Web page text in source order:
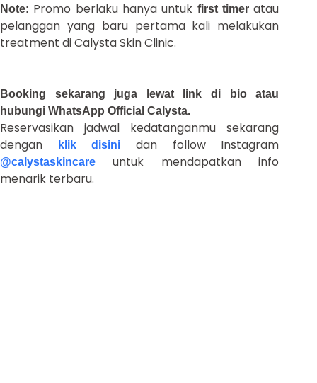
Note: Promo berlaku hanya untuk first timeratau
pelanggan yang baru pertama kali melakukan
treatment di Calysta Skin Clinic.
Booking sekarang juga lewat link di bio atau
hubungi WhatsApp Official Calysta.
Reservasikan jadwal kedatanganmu sekarang
dengan
klik disini dan follow Instagram
@calystaskincareuntuk mendapatkan info
menarik terbaru.